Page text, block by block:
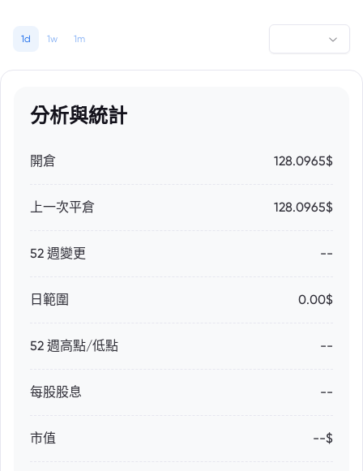
1d 1w 1m
分析與統計
開倉 128.0965$
上一次平倉 128.0965$
52 週變更 --
日範圍 0.00$
52 週高點/低點 --
每股股息 --
市值 --$